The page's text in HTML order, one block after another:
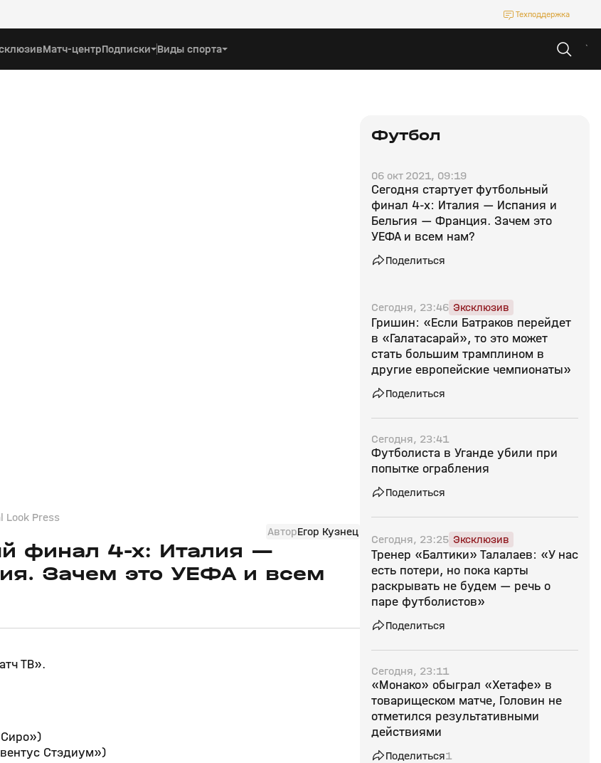
Техподдержка
Матч-центрПодписки Виды спорта
Press
АвторЕгор Кузнец
финал 4-х: Италия —
Зачем это УЕФА и всем
ТВ».
Стэдиум»)
Футбол
06 окт 2021, 09:19
Сегодня стартует футбольный
финал 4-х: Италия — Испания и
Бельгия — Франция. Зачем это
УЕФА и всем нам?
Поделиться
Сегодня, 23:46 Эксклюзив
Гришин: «Если Батраков перейдет
в «Галатасарай», то это может
стать большим трамплином в
другие европейские чемпионаты»
Поделиться
Сегодня, 23:41
Футболиста в Уганде убили при
попытке ограбления
Поделиться
Сегодня, 23:25 Эксклюзив
Тренер «Балтики» Талалаев: «У нас
есть потери, но пока карты
раскрывать не будем — речь о
паре футболистов»
Поделиться
Сегодня, 23:11
«Монако» обыграл «Хетафе» в
товарищеском матче, Головин не
отметился результативными
действиями
Поделиться1